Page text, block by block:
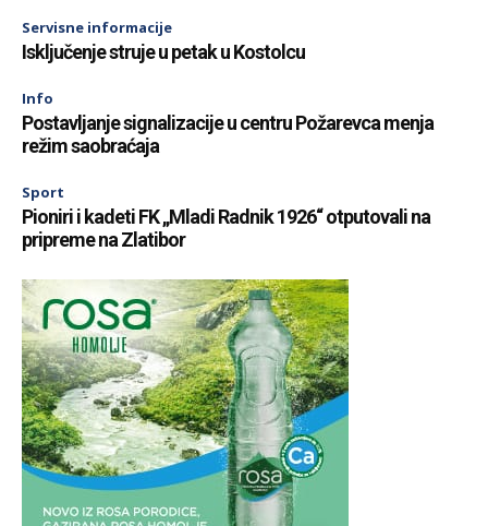
Servisne informacije
Isključenje struje u petak u Kostolcu
Info
Postavljanje signalizacije u centru Požarevca menja
režim saobraćaja
Sport
Pioniri i kadeti FK „Mladi Radnik 1926“ otputovali na
pripreme na Zlatibor